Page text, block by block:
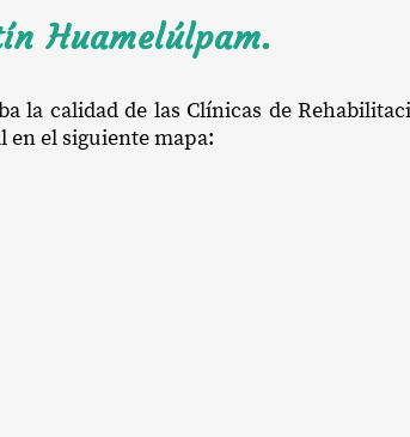
Huamelúlpam.
la calidad de las Clínicas de
en el siguiente mapa: